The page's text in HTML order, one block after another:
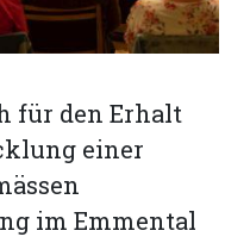
für den Erhalt
einer
im Emmental